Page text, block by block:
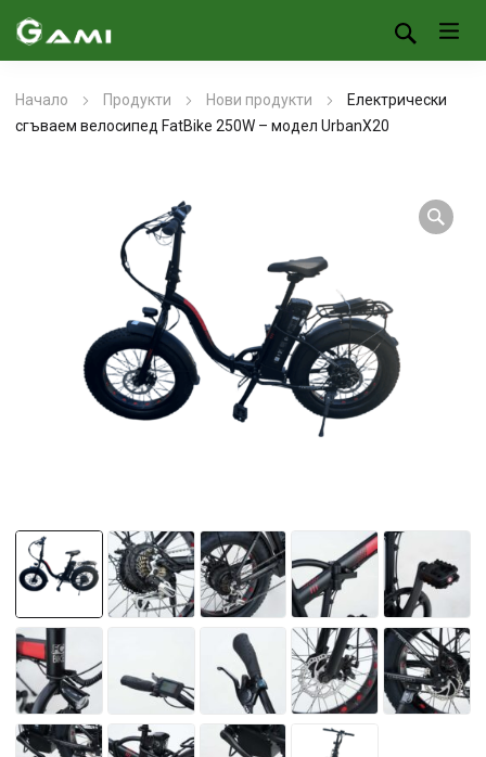
Начало Продукти Нови продукти
Електрически
сгъваем велосипед FatBike 250W – модел UrbanX20